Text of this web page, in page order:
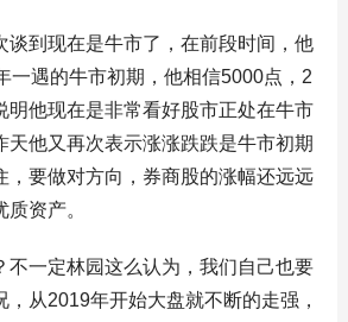
谈到现在是牛市了，在前段时间，他
一遇的牛市初期，他相信5000点，2
明他现在是非常看好股市正处在牛市
天他又再次表示涨涨跌跌是牛市初期
，要做对方向，券商股的涨幅还远远
资产。
不一定林园这么认为，我们自己也要
，从2019年开始大盘就不断的走强，